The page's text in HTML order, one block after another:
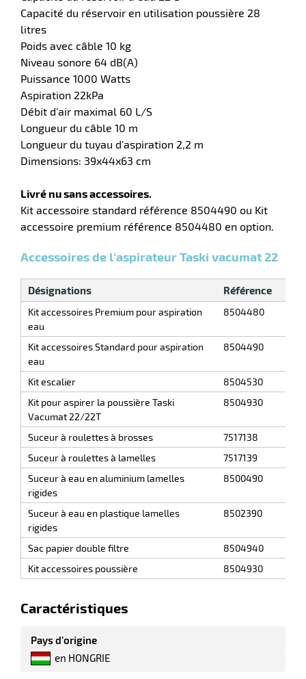
Capacité du réservoir en utilisation poussière 28
litres
Poids avec câble 10 kg
Niveau sonore 64 dB(A)
Puissance 1000 Watts
Aspiration 22kPa
Débit d'air maximal 60 L/S
Longueur du câble 10 m
Longueur du tuyau d'aspiration 2,2 m
Dimensions: 39x44x63 cm
Livré nu sans accessoires.
Kit accessoire standard référence 8504490 ou Kit
accessoire premium référence 8504480 en option.
Accessoires de l'aspirateur Taski vacumat 22
Désignations Référence
Kit accessoires Premium pour aspiration
eau
8504480
Kit accessoires Standard pour aspiration
eau
8504490
Kit escalier
8504530
Kit pour aspirer la poussière Taski
Vacumat 22/22T
8504930
Suceur à roulettes à brosses
7517138
Suceur à roulettes à lamelles
7517139
Suceur à eau en aluminium lamelles
rigides
8500490
Suceur à eau en plastique lamelles
rigides
8502390
Sac papier double filtre
8504940
Kit accessoires poussière
8504930
Caractéristiques
Pays d’origine
en HONGRIE